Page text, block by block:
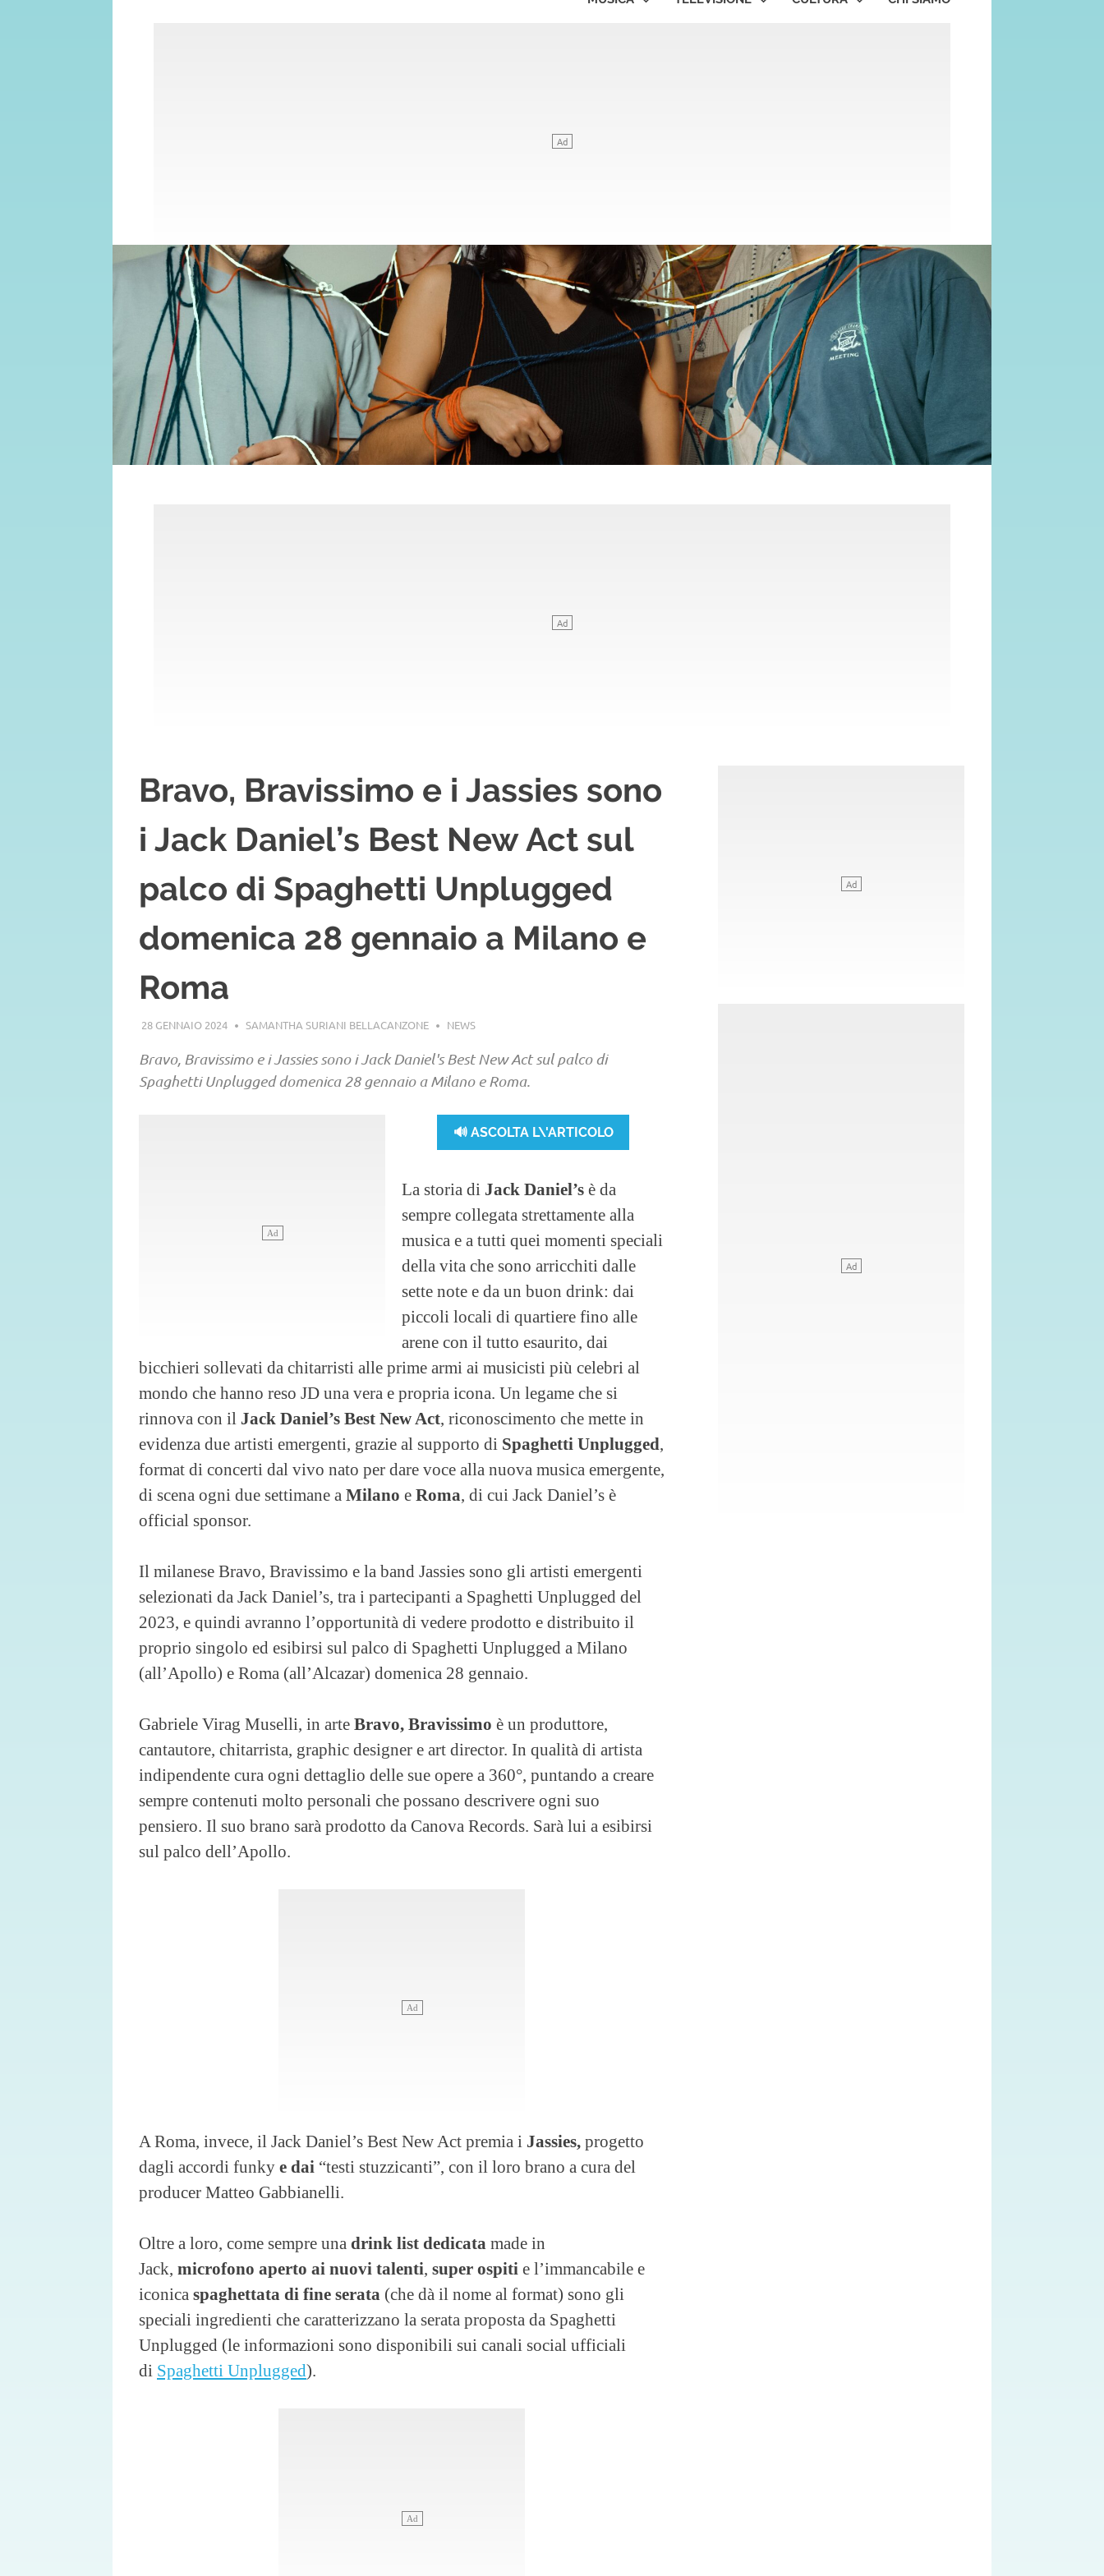
Bravo, Bravissimo e i Jassies sono
i Jack Daniel’s Best New Act sul
palco di Spaghetti Unplugged
domenica 28 gennaio a Milano e
Roma
28 GENNAIO 2024 SAMANTHA SURIANI BELLACANZONE NEWS
Bravo, Bravissimo e i Jassies sono i Jack Daniel's Best New Act sul palco di
Spaghetti Unplugged domenica 28 gennaio a Milano e Roma.
🔊 ASCOLTA L\'ARTICOLO
La storia di Jack Daniel’s è da
sempre collegata strettamente alla
musica e a tutti quei momenti speciali
della vita che sono arricchiti dalle
sette note e da un buon drink: dai
piccoli locali di quartiere fino alle
arene con il tutto esaurito, dai
bicchieri sollevati da chitarristi alle prime armi ai musicisti più celebri al
mondo che hanno reso JD una vera e propria icona. Un legame che si
rinnova con il Jack Daniel’s Best New Act , riconoscimento che mette in
evidenza due artisti emergenti, grazie al supporto di Spaghetti Unplugged
format di concerti dal vivo nato per dare voce alla nuova musica emergente,
di scena ogni due settimane a Milano e Roma , di cui Jack Daniel’s è
official sponsor.
Il milanese Bravo, Bravissimo e la band Jassies sono gli artisti emergenti
selezionati da Jack Daniel’s, tra i partecipanti a Spaghetti Unplugged del
2023, e quindi avranno l’opportunità di vedere prodotto e distribuito il
proprio singolo ed esibirsi sul palco di Spaghetti Unplugged a Milano
(all’Apollo) e Roma (all’Alcazar) domenica 28 gennaio.
Gabriele Virag Muselli, in arte Bravo, Bravissimo è un produttore,
cantautore, chitarrista, graphic designer e art director. In qualità di artista
indipendente cura ogni dettaglio delle sue opere a 360°, puntando a creare
sempre contenuti molto personali che possano descrivere ogni suo
pensiero. Il suo brano sarà prodotto da Canova Records. Sarà lui a esibirsi
sul palco dell’Apollo.
A Roma, invece, il Jack Daniel’s Best New Act premia i Jassies, progetto
dagli accordi funky e dai “testi stuzzicanti”, con il loro brano a cura del
producer Matteo Gabbianelli.
Oltre a loro, come sempre una drink list dedicata made in
Jack, microfono aperto ai nuovi talenti, super ospiti e l’immancabile e
iconica spaghettata di fine serata (che dà il nome al format) sono gli
speciali ingredienti che caratterizzano la serata proposta da Spaghetti
Unplugged (le informazioni sono disponibili sui canali social ufficiali
di Spaghetti Unplugged).